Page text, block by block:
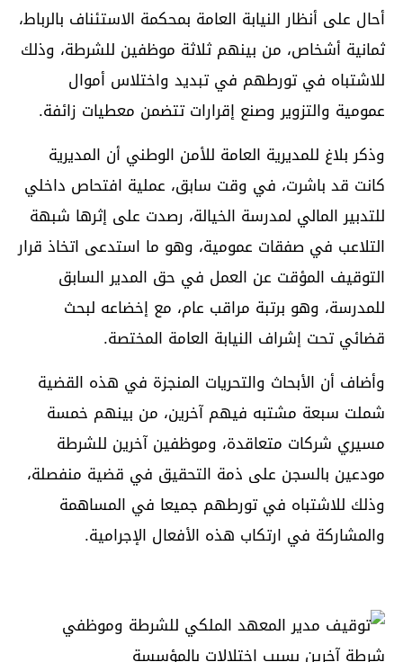
أحال على أنظار النيابة العامة بمحكمة الاستئناف بالرباط،
ثمانية أشخاص، من بينهم ثلاثة موظفين للشرطة، وذلك
للاشتباه في تورطهم في تبديد واختلاس أموال
عمومية والتزوير وصنع إقرارات تتضمن معطيات زائفة.
وذكر بلاغ للمديرية العامة للأمن الوطني أن المديرية
كانت قد باشرت، في وقت سابق، عملية افتحاص داخلي
للتدبير المالي لمدرسة الخيالة، رصدت على إثرها شبهة
التلاعب في صفقات عمومية، وهو ما استدعى اتخاذ قرار
التوقيف المؤقت عن العمل في حق المدير السابق
للمدرسة، وهو برتبة مراقب عام، مع إخضاعه لبحث
قضائي تحت إشراف النيابة العامة المختصة.
وأضاف أن الأبحاث والتحريات المنجزة في هذه القضية
شملت سبعة مشتبه فيهم آخرين، من بينهم خمسة
مسيري شركات متعاقدة، وموظفين آخرين للشرطة
مودعين بالسجن على ذمة التحقيق في قضية منفصلة،
وذلك للاشتباه في تورطهم جميعا في المساهمة
والمشاركة في ارتكاب هذه الأفعال الإجرامية.